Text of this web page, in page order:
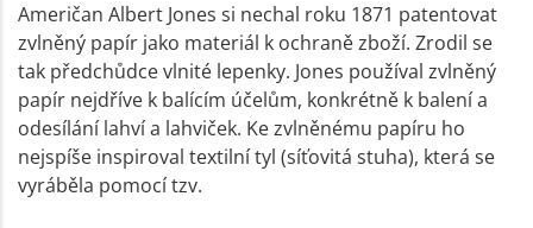
Američan Albert Jones si nechal roku 1871 patentovat
zvlněný papír jako materiál k ochraně zboží. Zrodil se
tak předchůdce vlnité lepenky. Jones používal zvlněný
papír nejdříve k balícím účelům, konkrétně k balení a
odesílání lahví a lahviček. Ke zvlněnému papíru ho
nejspíše inspiroval textilní tyl (síťovitá stuha), která se
vyráběla pomocí tzv.